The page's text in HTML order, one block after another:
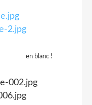
en blanc !